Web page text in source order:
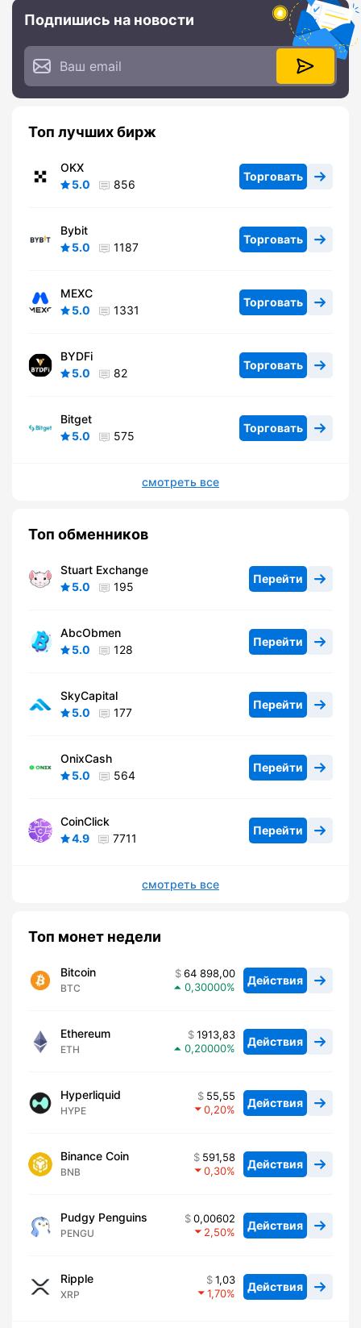
Подпишись на новости
Топ лучших бирж
OKX
5.0
856
Торговать
Bybit
5.0
1187
Торговать
MEXC
5.0
1331
Торговать
BYDFi
5.0
82
Торговать
Bitget
5.0
575
Торговать
смотреть все
Топ обменников
Stuart Exchange
5.0
195
Перейти
AbcObmen
5.0
128
Перейти
SkyCapital
5.0
177
Перейти
OnixCash
5.0
564
Перейти
CoinClick
4.9
7711
Перейти
смотреть все
Топ монет недели
Bitcoin
BTC
64 898,00
0,30000
Действия
Ethereum
ETH
1913,83
0,20000
Действия
Hyperliquid
HYPE
55,55
0,20
Действия
Binance Coin
BNB
591,58
0,30
Действия
Pudgy Penguins
PENGU
0,00602
2,50
Действия
Ripple
XRP
1,03
1,70
Действия